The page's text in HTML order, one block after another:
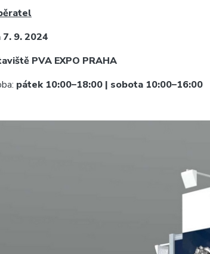
7. 9. 2024
PVA EXPO PRAHA
pátek 10:00–18:00 | sobota 10:00–16:00